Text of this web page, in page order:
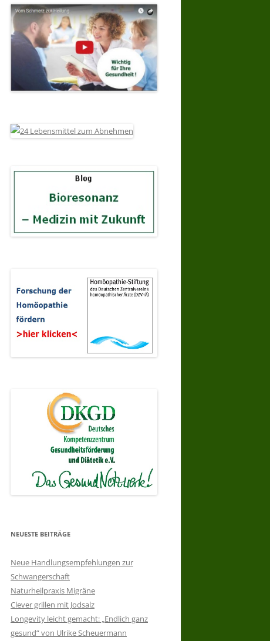
NEUESTE BEITRÄGE
Neue Handlungsempfehlungen zur
Schwangerschaft
Naturheilpraxis Migräne
Clever grillen mit Jodsalz
Longevity leicht gemacht: „Endlich ganz
gesund“ von Ulrike Scheuermann